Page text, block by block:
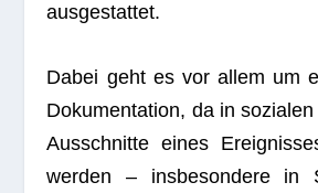
ausgestattet.
Dabei geht es vor allem um
Doku­men­ta­tion, da in
Aus­schnitte eines
wer­den – ins­be­son­dere in